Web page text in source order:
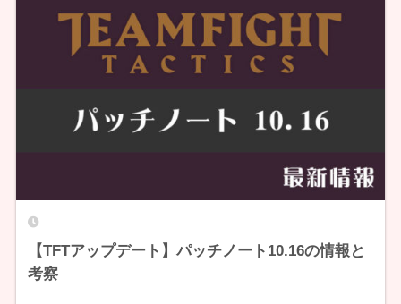
【TFTアップデート】パッチノート10.16の情報と
考察